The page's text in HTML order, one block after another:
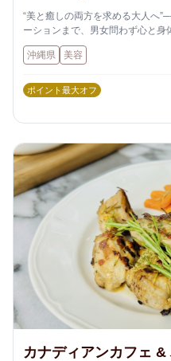
“美と癒しの両方を求める大人へ
ーションまで、男女問わず心と身
沖縄県 美容
ポイント最大オフ
カナディアンカフェ